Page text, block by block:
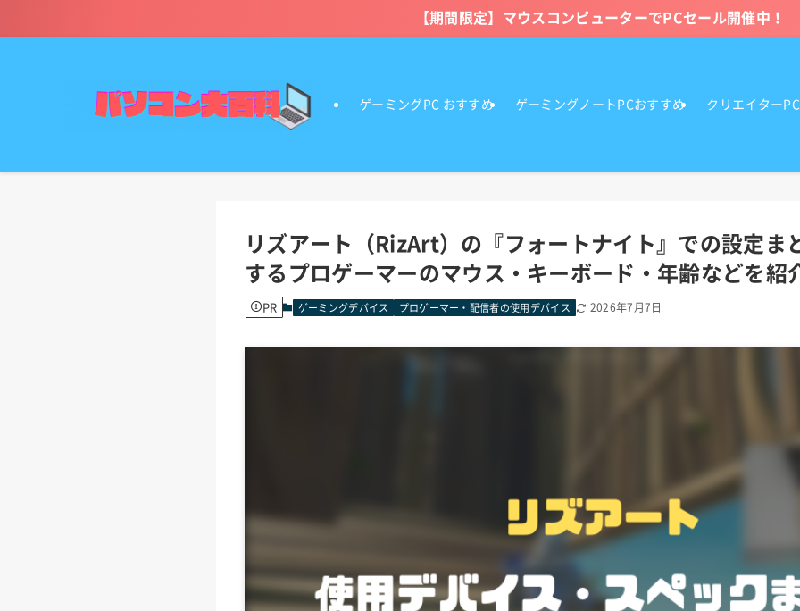
【期間限定】マウスコンピューターでPCセール開催中！
ゲーミングPC おすすめ ゲーミングノートPCおすすめ クリエイター
リズアート（RizArt）の『フォートナイト』での設定ま
するプロゲーマーのマウス・キーボード・年齢などを紹
PR ゲーミングデバイス プロゲーマー・配信者の使用デバイス 2026年7月7日